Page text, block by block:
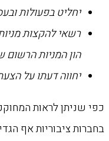
יחליט בפעולות
רשאי להקצות מניות
הון המניות הרשום
יחווה דעתו על
כפי שניתן לראות
בחברות ציבוריות אף